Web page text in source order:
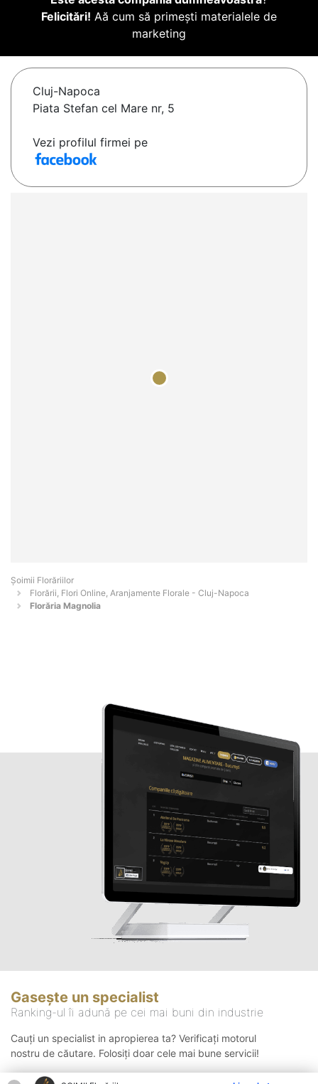
Felicitări! Aă cum să primești materialele de
marketing
Cluj-Napoca
Piata Stefan cel Mare nr, 5
Vezi profilul firmei pe
Șoimii Florăriilor
Florării, Flori Online, Aranjamente Florale - Cluj-Napoca
Florăria Magnolia
Gasește un specialist
Ranking-ul îi adună pe cei mai buni din industrie
Cauți un specialist in apropierea ta? Verificați motorul
nostru de căutare. Folosiți doar cele mai bune servicii!